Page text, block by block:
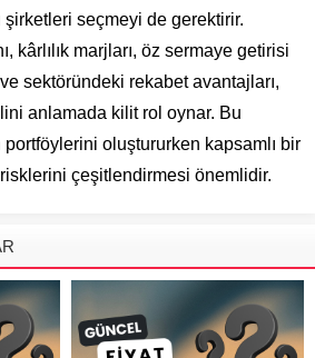
seçmeyi de gerektirir.
kârlılık marjları, öz sermaye getirisi
sektöründeki rekabet avantajları,
anlamada kilit rol oynar. Bu
portföylerini oluştururken kapsamlı bir
risklerini çeşitlendirmesi önemlidir.